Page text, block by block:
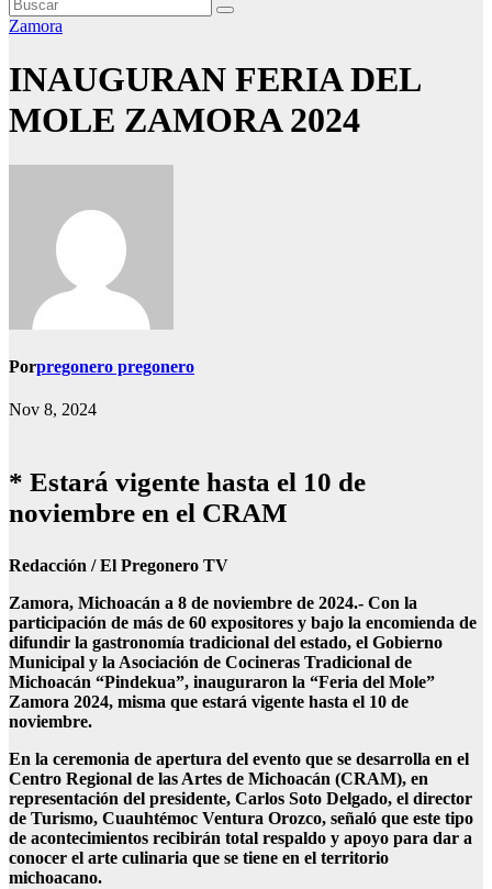
Zamora
INAUGURAN FERIA DEL
MOLE ZAMORA 2024
Porpregonero pregonero
Nov 8, 2024
* Estará vigente hasta el 10 de
noviembre en el CRAM
Redacción / El Pregonero TV
Zamora, Michoacán a 8 de noviembre de 2024.- Con la
participación de más de 60 expositores y bajo la encomienda de
difundir la gastronomía tradicional del estado, el Gobierno
Municipal y la Asociación de Cocineras Tradicional de
Michoacán “Pindekua”, inauguraron la “Feria del Mole”
Zamora 2024, misma que estará vigente hasta el 10 de
noviembre.
En la ceremonia de apertura del evento que se desarrolla en el
Centro Regional de las Artes de Michoacán (CRAM), en
representación del presidente, Carlos Soto Delgado, el director
de Turismo, Cuauhtémoc Ventura Orozco, señaló que este tipo
de acontecimientos recibirán total respaldo y apoyo para dar a
conocer el arte culinaria que se tiene en el territorio
michoacano.